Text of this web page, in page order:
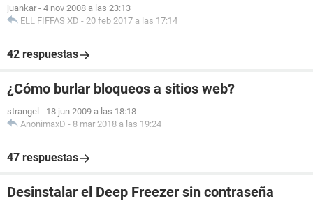
juankar - 4 nov 2008 a las 23:13
ELL FIFFAS XD - 20 feb 2017 a las 17:14
42 respuestas
¿Cómo burlar bloqueos a sitios web?
strangel - 18 jun 2009 a las 18:18
AnonimaxD - 8 mar 2018 a las 19:24
47 respuestas
Desinstalar el Deep Freezer sin contraseña